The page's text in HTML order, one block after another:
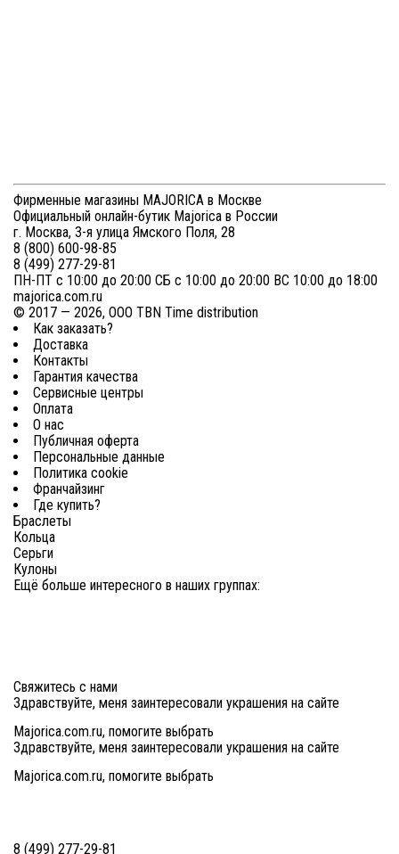
Фирменные магазины MAJORICA в Москве
Официальный онлайн-бутик Majorica в России
г. Москва, 3-я улица Ямского Поля, 28
8 (800) 600-98-85
8 (499) 277-29-81
ПН-ПТ с 10:00 до 20:00 СБ с 10:00 до 20:00 ВС 10:00 до 18:00
majorica.com.ru
© 2017 — 2026, ООО TBN Time distribution
Как заказать?
Доставка
Контакты
Гарантия качества
Сервисные центры
Оплата
О нас
Публичная оферта
Персональные данные
Политика cookie
Франчайзинг
Где купить?
Браслеты
Кольца
Серьги
Кулоны
Ещё больше интересного в наших группах:
Свяжитесь с нами
Здравствуйте, меня заинтересовали украшения на сайте
Majorica.com.ru, помогите выбрать
Здравствуйте, меня заинтересовали украшения на сайте
Majorica.com.ru, помогите выбрать
8 (499) 277-29-81